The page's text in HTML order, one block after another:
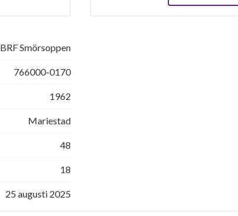
BRF Smörsoppen
766000-0170
1962
Mariestad
48
18
25 augusti 2025